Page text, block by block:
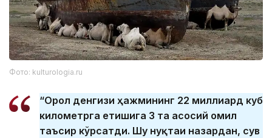
Фото: kulturologia.ru
“Орол денгизи ҳажмининг 22 миллиард куб
километрга етишига 3 та асосий омил
таъсир кўрсатди. Шу нуқтаи назардан, сув